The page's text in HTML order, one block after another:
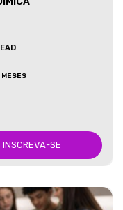
MESES
INSCREVA-SE